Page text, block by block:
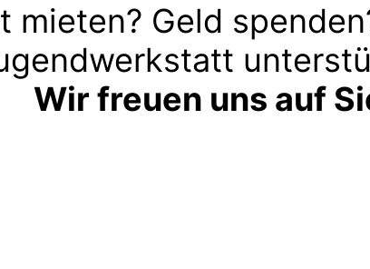
mieten? Geld
Wir freuen uns auf